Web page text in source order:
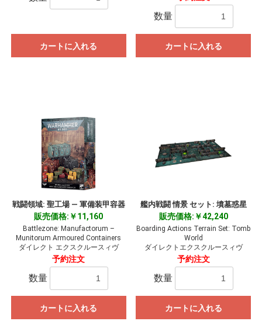
カートに入れる
数量
カートに入れる
戦闘領域: 聖工場 ― 軍備装甲容器
販売価格:￥11,160
Battlezone: Manufactorum –
Munitorum Armoured Containers
ダイレクト エクスクルースィヴ
予約注文
数量
カートに入れる
艦内戦闘 情景 セット: 墳墓惑星
販売価格:￥42,240
Boarding Actions Terrain Set: Tomb
World
ダイレクトエクスクルースィヴ
予約注文
数量
カートに入れる